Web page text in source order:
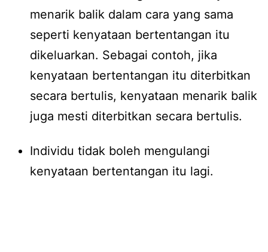
menarik balik dalam cara yang sama
seperti kenyataan bertentangan itu
dikeluarkan. Sebagai contoh, jika
kenyataan bertentangan itu diterbitkan
secara bertulis, kenyataan menarik balik
juga mesti diterbitkan secara bertulis.
Individu tidak boleh mengulangi
kenyataan bertentangan itu lagi.